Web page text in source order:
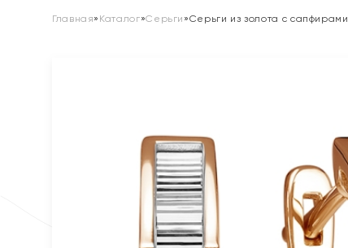
Главная» Каталог»Серьги »Серьги из золота с сапфирами